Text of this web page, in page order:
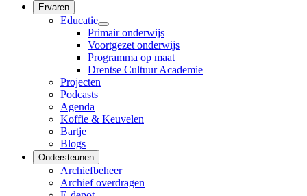
Ervaren
Educatie
Primair onderwijs
Voortgezet onderwijs
Programma op maat
Drentse Cultuur Academie
Projecten
Podcasts
Agenda
Koffie & Keuvelen
Bartje
Blogs
Ondersteunen
Archiefbeheer
Archief overdragen